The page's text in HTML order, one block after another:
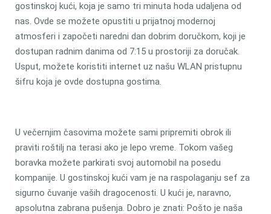
gostinskoj kući, koja je samo tri minuta hoda udaljena od
nas. Ovde se možete opustiti u prijatnoj modernoj
atmosferi i započeti naredni dan dobrim doručkom, koji je
dostupan radnim danima od 7:15 u prostoriji za doručak.
Usput, možete koristiti internet uz našu WLAN pristupnu
šifru koja je ovde dostupna gostima.
U večernjim časovima možete sami pripremiti obrok ili
praviti roštilj na terasi ako je lepo vreme. Tokom vašeg
boravka možete parkirati svoj automobil na posedu
kompanije. U gostinskoj kući vam je na raspolaganju sef za
sigurno čuvanje vaših dragocenosti. U kući je, naravno,
apsolutna zabrana pušenja. Dobro je znati: Pošto je naša